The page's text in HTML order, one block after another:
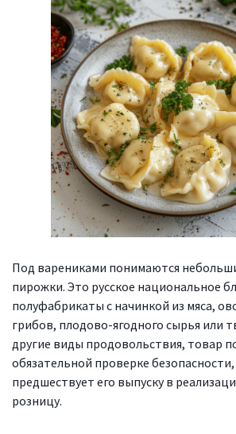
Под варениками понимаются
пирожки. Это русское национальное
полуфабрикаты с начинкой из мяса,
грибов, плодово-ягодного сырья или
другие виды продовольствия, товар
обязательной проверке
предшествует его выпуску в
розницу.